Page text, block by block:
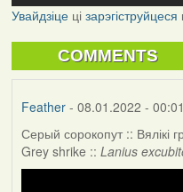
Увайдзіцеці зарэгіструйцеся
COMMENTS
Feather- 08.01.2022 - 00:01
Серый сорокопут :: Вялікі
Grey shrike :: Lanius